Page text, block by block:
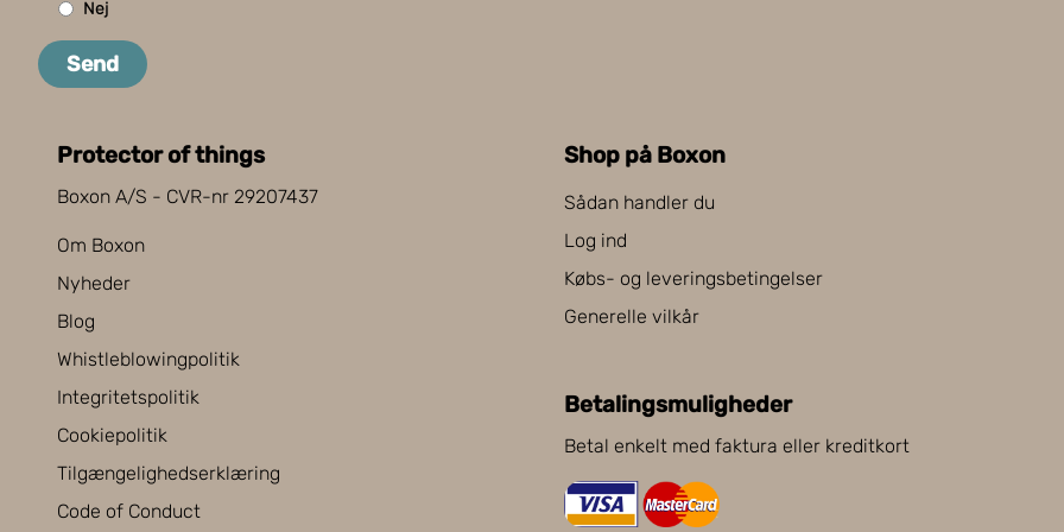
Nej
Send
Protector of things
Boxon A/S - CVR-nr 29207437
Om Boxon
Nyheder
Blog
Whistleblowingpolitik
Integritetspolitik
Cookiepolitik
Tilgængelighedserklæring
Code of Conduct
Shop på Boxon
Sådan handler du
Log ind
Købs- og leveringsbetingelser
Generelle vilkår
Betalingsmuligheder
Betal enkelt med faktura eller kreditkort